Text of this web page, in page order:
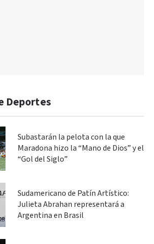
Deportes
Subastarán la pelota con la que
Maradona hizo la “Mano de Dios” y el
“Gol del Siglo”
Sudamericano de Patín Artístico:
Julieta Abrahan representará a
Argentina en Brasil